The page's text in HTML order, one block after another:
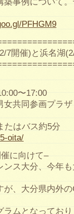
PFHGM9
7開催)と浜名湖
〜17:00
女共同参画プラ
たはバス約5分
oita/
に向けて–
ンス大分、今年
、大分県内外
ラムとなってお